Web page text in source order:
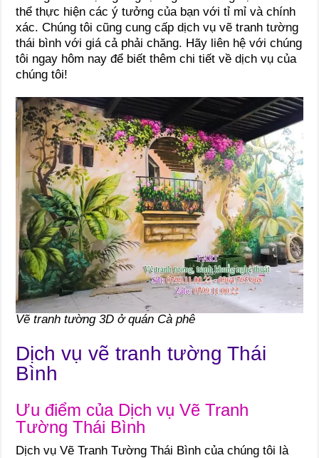
thể thực hiện các ý tưởng của bạn với tỉ mỉ và chính
xác. Chúng tôi cũng cung cấp dịch vụ vẽ tranh tường
thái bình với giá cả phải chăng. Hãy liên hệ với chúng
tôi ngay hôm nay để biết thêm chi tiết về dịch vụ của
chúng tôi!
Vẽ tranh tường 3D ở quán Cà phê
Dịch vụ vẽ tranh tường Thái
Bình
Ưu điểm của Dịch vụ Vẽ Tranh
Tường Thái Bình
Dịch vụ Vẽ Tranh Tường Thái Bình của chúng tôi là